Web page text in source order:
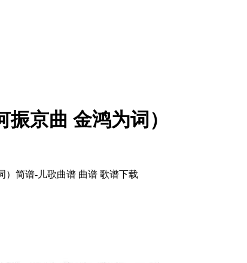
京曲 金鸿为词）
）简谱-儿歌曲谱 曲谱 歌谱下载